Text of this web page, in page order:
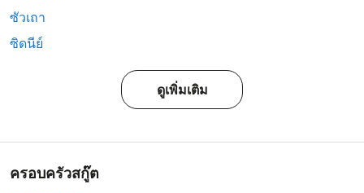
ซัวเถา
ซิดนีย์
ดูเพิ่มเติม
ครอบครัวสกู๊ต